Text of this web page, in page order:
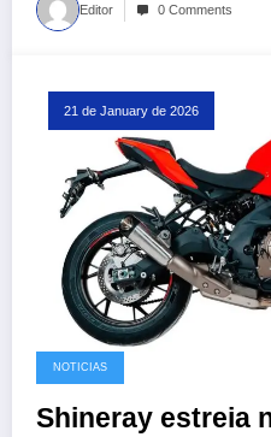
Editor 0 Comments
21 de January de 2026
NOTICIAS
Shineray estreia